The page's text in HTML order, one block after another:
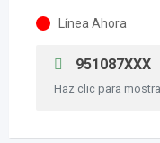
Línea Ahora
951087XXX
Haz clic para